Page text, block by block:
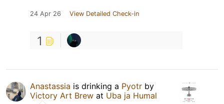
24 Apr 26 View Detailed Check-in
1
Anastassia is drinking a Pyotr by
Victory Art Brew at Uba ja Humal